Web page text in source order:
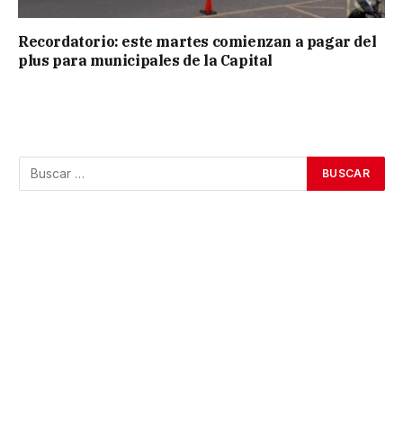
Recordatorio: este martes comienzan a pagar del
plus para municipales de la Capital